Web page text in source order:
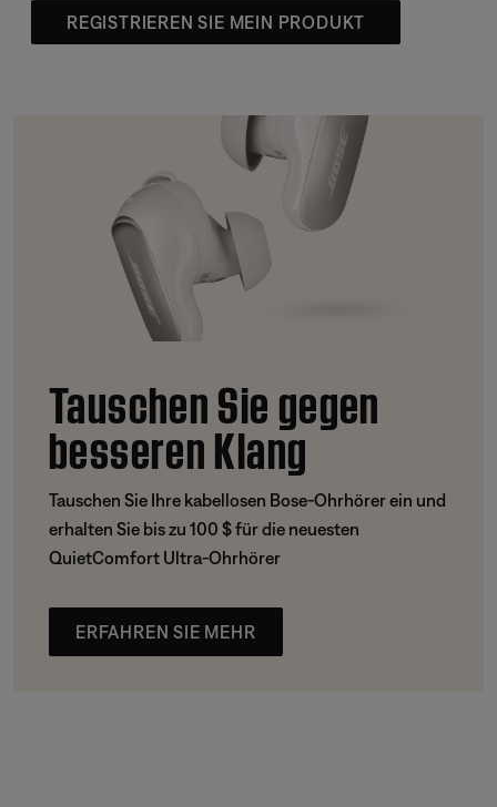
REGISTRIEREN SIE MEIN PRODUKT
Tauschen Sie gegen
besseren Klang
Tauschen Sie Ihre kabellosen Bose-Ohrhörer ein und
erhalten Sie bis zu 100 $ für die neuesten
QuietComfort Ultra-Ohrhörer
ERFAHREN SIE MEHR